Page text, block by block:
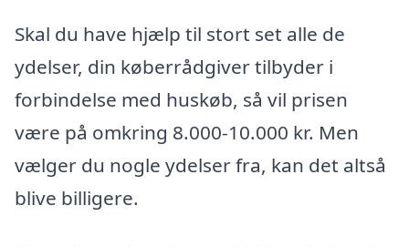
Skal du have hjælp til stort set alle de
ydelser, din køberrådgiver tilbyder i
forbindelse med huskøb, så vil prisen
være på omkring 8.000-10.000 kr. Men
vælger du nogle ydelser fra, kan det altså
blive billigere.